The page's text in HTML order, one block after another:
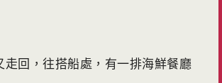
走回，往搭船處，有一排海鮮餐廳